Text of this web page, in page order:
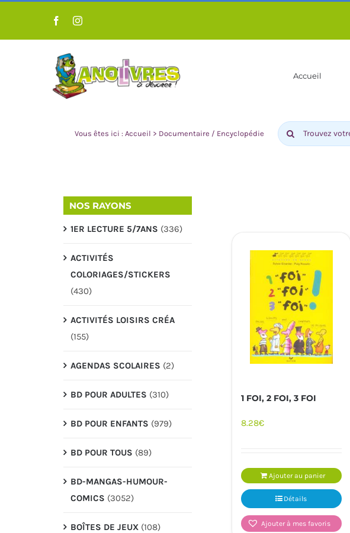
contenu
Accueil
ANS
JEUX/JOUETS
Vous êtes ici : Accueil > Documentaire / Encyclopédie Rechercher:
NOS RAYONS
1ER LECTURE 5/7ANS (336)
ACTIVITÉS
COLORIAGES/STICKERS
(430)
ACTIVITÉS LOISIRS CRÉA
(155)
AGENDAS SCOLAIRES (2)
BD POUR ADULTES (310)
BD POUR ENFANTS (979)
BD POUR TOUS (89)
BD-MANGAS-HUMOUR-
COMICS (3052)
BOÎTES DE JEUX (108)
1 FOI, 2 FOI, 3 FOI
8.28€
Ajouter au panier
Détails
Ajouter à mes favoris